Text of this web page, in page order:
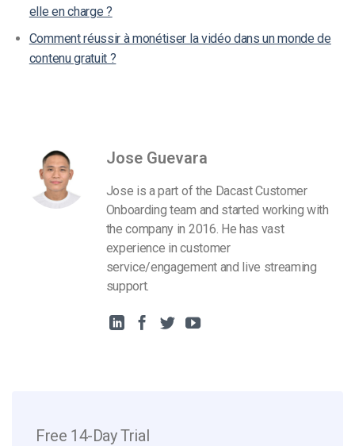
elle en charge ?
Comment réussir à monétiser la vidéo dans un monde de
contenu gratuit ?
Jose Guevara
Jose is a part of the Dacast Customer
Onboarding team and started working with
the company in 2016. He has vast
experience in customer
service/engagement and live streaming
support.
Free 14-Day Trial